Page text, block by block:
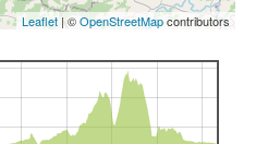
Leaflet | ©OpenStreetMapcontributors